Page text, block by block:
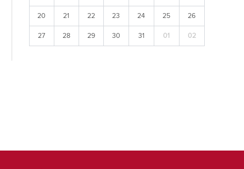
20 21 22 23 24 25 26
27 28 29 30 31 01 02